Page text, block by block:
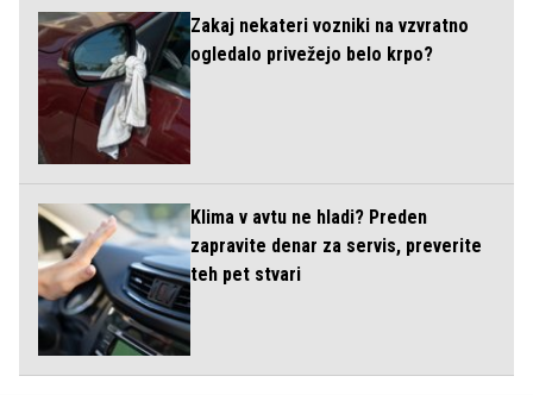
Zakaj nekateri vozniki na vzvratno
ogledalo privežejo belo krpo?
Klima v avtu ne hladi? Preden
zapravite denar za servis, preverite
teh pet stvari